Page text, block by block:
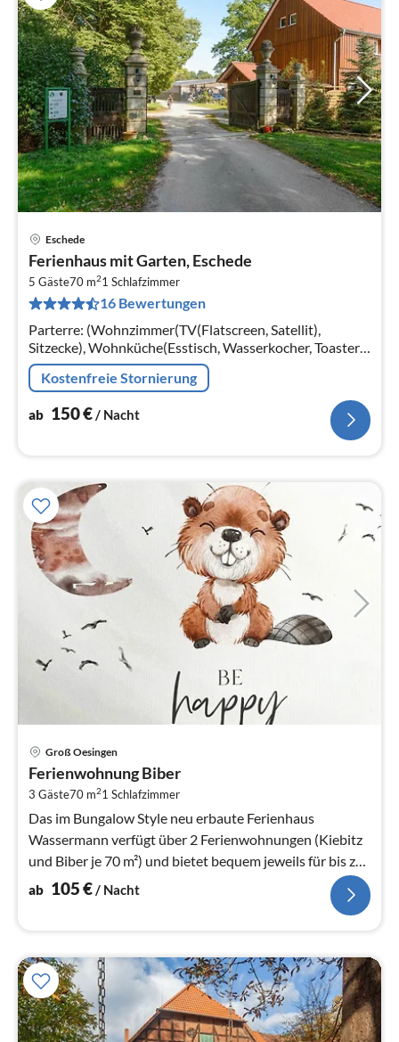
Eschede
Ferienhaus mit Garten, Eschede
5 Gäste70 m21 Schlafzimmer
16 Bewertungen
Parterre: (Wohnzimmer(TV(Flatscreen, Satellit),
Sitzecke), Wohnküche(Esstisch, Wasserkocher, Toaster,
Kochherd(4 Kochplatten), Kaffeemaschine(Filter)
Kostenfreie Stornierung
ab 150€ / Nacht
Groß Oesingen
Ferienwohnung Biber
3 Gäste70 m21 Schlafzimmer
Das im Bungalow Style neu erbaute Ferienhaus
Wassermann verfügt über 2 Ferienwohnungen (Kiebitz
und Biber je 70 m²) und bietet bequem jeweils für bis zu
3 Personen Platz.
ab 105€/ Nacht